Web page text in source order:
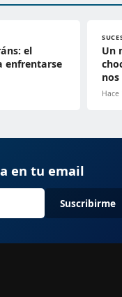
el
enfrentarse
Un
Hace
en tu email
Suscribirme